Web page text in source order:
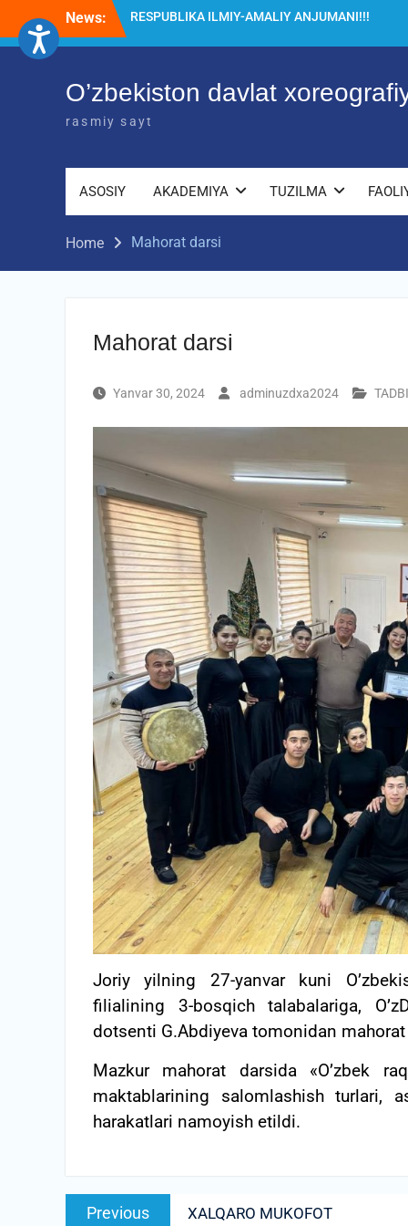
content
News:
Diqqat e’lon!
O’zbekiston davlat
rasmiy sayt
ASOSIY AKADEMIYA TUZILMA
Home Mahorat darsi
Mahorat darsi
Yanvar 30, 2024 adminuzdxa2024
Joriy yilning 27-yanvar kuni
filialining 3-bosqich talabalariga,
dotsenti G.Abdiyeva tomonidan
Mazkur mahorat darsida «O’zbek
maktablarining salomlashish turlari,
harakatlari namoyish etildi.
Post
menyusi
Previous XALQARO MUKOFOT